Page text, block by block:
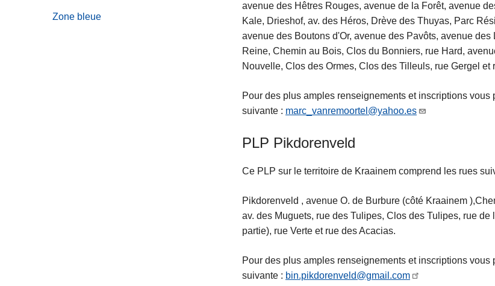
Zone bleue
avenue des Hêtres Rouges, avenue de la Forêt, avenue
Kale, Drieshof, av. des Héros, Drève des Thuyas, Parc
avenue des Boutons d'Or, avenue des Pavôts, avenue
Reine, Chemin au Bois, Clos du Bonniers, rue Hard,
Nouvelle, Clos des Ormes, Clos des Tilleuls, rue Gergel et
Pour des plus amples renseignements et inscriptions
suivante : marc_vanremoortel@yahoo.es
PLP Pikdorenveld
Ce PLP sur le territoire de Kraainem comprend les rues
Pikdorenveld , avenue O. de Burbure (côté Kraainem
av. des Muguets, rue des Tulipes, Clos des Tulipes, rue
partie), rue Verte et rue des Acacias.
Pour des plus amples renseignements et inscriptions
suivante : bin.pikdorenveld@gmail.com